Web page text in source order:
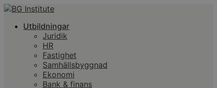
Utbildningar
Juridik
HR
Fastighet
Samhällsbyggnad
Ekonomi
Bank & finans